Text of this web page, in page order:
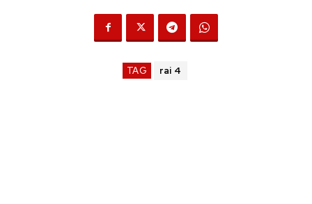
TAG rai 4